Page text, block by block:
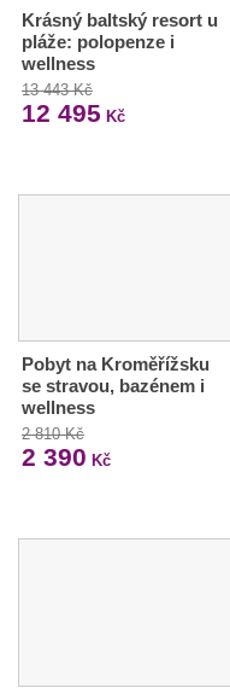
Krásný baltský resort u
pláže: polopenze i
wellness
13 443 Kč
12 495 Kč
Pobyt na Kroměřížsku
se stravou, bazénem i
wellness
2 810 Kč
2 390 Kč